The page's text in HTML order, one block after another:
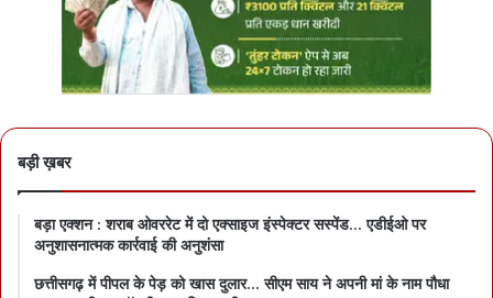
बड़ी ख़बर
बड़ा एक्शन : शराब ओवररेट में दो एक्साइज इंस्पेक्टर सस्पेंड… एडीईओ पर
अनुशासनात्मक कार्रवाई की अनुशंसा
छत्तीसगढ़ में पीपल के पेड़ को खास दुलार… सीएम साय ने अपनी मां के नाम पौधा